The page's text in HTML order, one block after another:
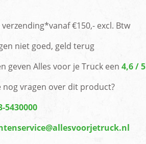
€150,- excl. Btw
niet goed, geld terug
geven Alles voor je Truck een 4,6 / 5
nog vragen over dit product?
5430000